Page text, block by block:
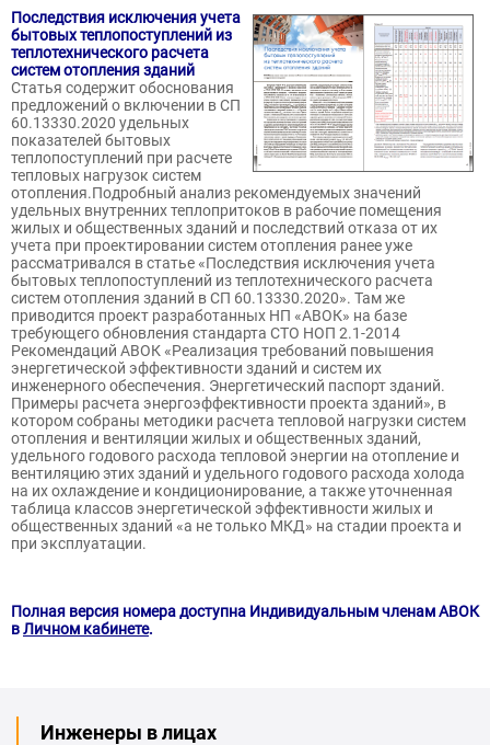
Последствия исключения учета
бытовых теплопоступлений из
теплотехнического расчета
систем отопления зданий
Статья содержит обоснования
предложений о включении в СП
60.13330.2020 удельных
показателей бытовых
теплопоступлений при расчете
тепловых нагрузок систем
отопления.Подробный анализ рекомендуемых значений
удельных внутренних теплопритоков в рабочие помещения
жилых и общественных зданий и последствий отказа от их
учета при проектировании систем отопления ранее уже
рассматривался в статье «Последствия исключения учета
бытовых теплопоступлений из теплотехнического расчета
систем отопления зданий в СП 60.13330.2020». Там же
приводится проект разработанных НП «АВОК» на базе
требующего обновления стандарта СТО НОП 2.1-2014
Рекомендаций АВОК «Реализация требований повышения
энергетической эффективности зданий и систем их
инженерного обеспечения. Энергетический паспорт зданий.
Примеры расчета энергоэффективности проекта зданий», в
котором собраны методики расчета тепловой нагрузки систем
отопления и вентиляции жилых и общественных зданий,
удельного годового расхода тепловой энергии на отопление и
вентиляцию этих зданий и удельного годового расхода холода
на их охлаждение и кондиционирование, а также уточненная
таблица классов энергетической эффективности жилых и
общественных зданий «а не только МКД» на стадии проекта и
при эксплуатации.
Полная версия номера доступна Индивидуальным членам АВОК
вЛичном кабинете.
Инженеры в лицах